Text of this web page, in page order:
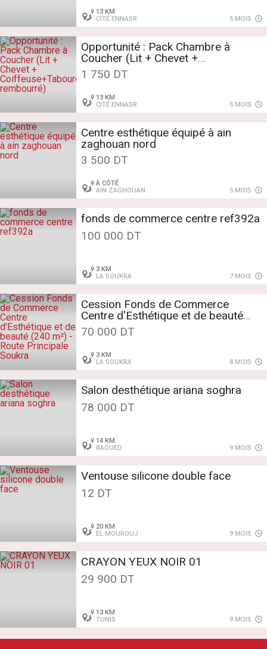
13 KM
CITÉ ENNASR
5 MOIS
Opportunité : Pack Chambre à
Coucher (Lit + Chevet +
Coiffeuse+Tabouret rembourré)
1 750 DT
13 KM
CITÉ ENNASR
5 MOIS
Centre esthétique équipé à ain
zaghouan nord
3 500 DT
À CÔTÉ
AIN ZAGHOUAN
5 MOIS
fonds de commerce centre ref392a
100 000 DT
3 KM
LA SOUKRA
7 MOIS
Cession Fonds de Commerce
Centre d'Esthétique et de beauté
(240 m²) - Route Principale Soukra
70 000 DT
3 KM
LA SOUKRA
8 MOIS
Salon desthétique ariana soghra
78 000 DT
14 KM
RAOUED
9 MOIS
Ventouse silicone double face
12 DT
20 KM
EL MOUROUJ
9 MOIS
CRAYON YEUX NOIR 01
29 900 DT
13 KM
TUNIS
9 MOIS